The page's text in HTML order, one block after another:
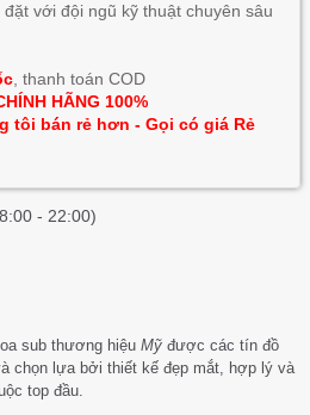
với đội ngũ kỹ thuật chuyên sâu
, thanh toán COD
HÃNG 100%
tôi bán rẻ hơn - Gọi có giá Rẻ
- 22:00)
sub thương hiệu Mỹ được các tín đồ
chọn lựa bởi thiết kế đẹp mắt, hợp lý và
top đầu.